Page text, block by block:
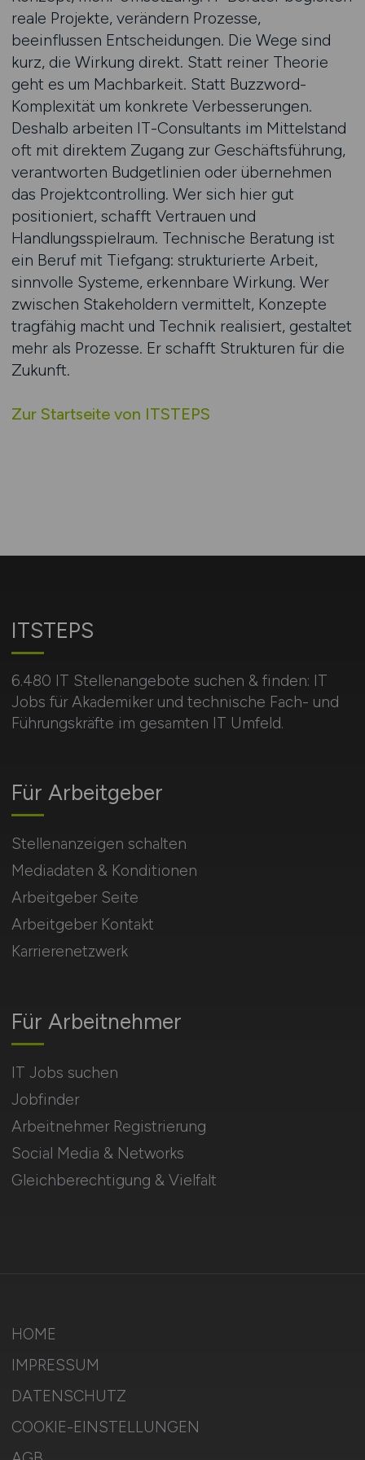
reale Projekte, verändern Prozesse,
beeinflussen Entscheidungen. Die Wege sind
kurz, die Wirkung direkt. Statt reiner Theorie
geht es um Machbarkeit. Statt Buzzword-
Komplexität um konkrete Verbesserungen.
Deshalb arbeiten IT-Consultants im Mittelstand
oft mit direktem Zugang zur Geschäftsführung,
verantworten Budgetlinien oder übernehmen
das Projektcontrolling. Wer sich hier gut
positioniert, schafft Vertrauen und
Handlungsspielraum. Technische Beratung ist
ein Beruf mit Tiefgang: strukturierte Arbeit,
sinnvolle Systeme, erkennbare Wirkung. Wer
zwischen Stakeholdern vermittelt, Konzepte
tragfähig macht und Technik realisiert, gestaltet
mehr als Prozesse. Er schafft Strukturen für die
Zukunft.
Zur Startseite von ITSTEPS
ITSTEPS
6.480 IT Stellenangebote suchen & finden: IT
Jobs für Akademiker und technische Fach- und
Führungskräfte im gesamten IT Umfeld.
Für Arbeitnehmer
IT Jobs suchen
Jobfinder
Arbeitnehmer Registrierung
Social Media & Networks
Gleichberechtigung & Vielfalt
Für Arbeitgeber
Stellenanzeigen schalten
Mediadaten & Konditionen
Arbeitgeber Seite
Arbeitgeber Kontakt
Karrierenetzwerk
HOME
IMPRESSUM
DATENSCHUTZ
COOKIE-EINSTELLUNGEN